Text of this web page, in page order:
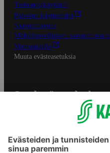
Tietosuojakäytäntö
Palvelun käyttöehdot
Saavutettavuus
Mobiilisovelluksen saavutettavuus
Mainostajalle
Muuta evästeasetuksia
S-ryhmän palvelut
Yhteishyvä Ruoka -sovellus